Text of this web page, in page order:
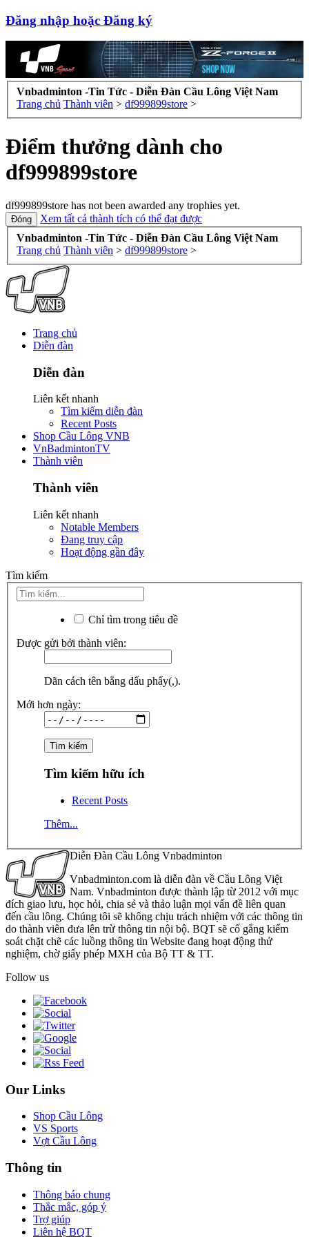
Đăng nhập hoặc Đăng ký
Vnbadminton -Tin Tức - Diễn Đàn Cầu Lông Việt Nam
Trang chủ Thành viên > df999899store >
Điểm thưởng dành cho
df999899store
df999899store has not been awarded any trophies yet.
Xem tất cả thành tích có thể đạt được
Vnbadminton -Tin Tức - Diễn Đàn Cầu Lông Việt Nam
Trang chủ Thành viên > df999899store >
Trang chủ
Diễn đàn
Diễn đàn
Liên kết nhanh
Tìm kiếm diễn đàn
Recent Posts
Shop Cầu Lông VNB
VnBadmintonTV
Thành viên
Thành viên
Liên kết nhanh
Notable Members
Đang truy cập
Hoạt động gần đây
Tìm kiếm
Chỉ tìm trong tiêu đề
Được gửi bởi thành viên:
Dãn cách tên bằng dấu phẩy(,).
Mới hơn ngày:
Tìm kiếm hữu ích
Recent Posts
Thêm...
Diễn Đàn Cầu Lông Vnbadminton
Vnbadminton.com là diễn đàn về Cầu Lông Việt
Nam. Vnbadminton được thành lập từ 2012 với mục
đích giao lưu, học hỏi, chia sẻ và thảo luận mọi vấn đề liên quan
đến cầu lông. Chúng tôi sẽ không chịu trách nhiệm với các thông tin
do thành viên đưa lên trừ thông tin nội bộ. BQT sẽ cố gắng kiểm
soát chặt chẽ các luồng thông tin Website đang hoạt động thử
nghiệm, chờ giấy phép MXH của Bộ TT & TT.
Follow us
Our Links
Shop Cầu Lông
VS Sports
Vợt Cầu Lông
Thông tin
Thông báo chung
Thắc mắc, góp ý
Trợ giúp
Liên hệ BQT